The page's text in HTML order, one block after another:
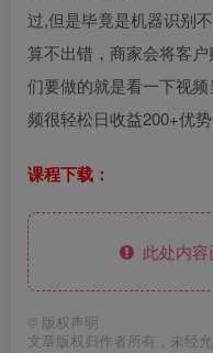
过,但是毕竟是机器识别
算不出错，商家会将客
们要做的就是看一下视
频很轻松日收益200+优
课程下载：
此处内容
© 版权声明
文章版权归作者所有，未经允